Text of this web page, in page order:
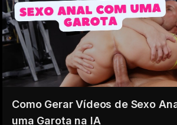
Como Gerar Vídeos de Sexo
uma Garota na IA